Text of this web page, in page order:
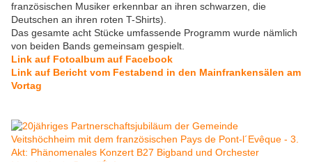
französischen Musiker erkennbar an ihren schwarzen, die
Deutschen an ihren roten T-Shirts).
Das gesamte acht Stücke umfassende Programm wurde nämlich
von beiden Bands gemeinsam gespielt.
Link auf Fotoalbum auf Facebook
Link auf Bericht vom Festabend in den Mainfrankensälen am
Vortag